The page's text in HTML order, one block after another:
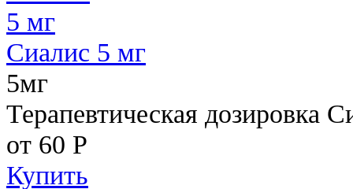
Сиалис 5 мг
5мг
Терапевтическая дозировка
от 60 Р
Купить